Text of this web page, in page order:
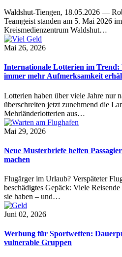
Waldshut-Tiengen, 18.05.2026 —
Teamgeist standen am 5. Mai 2026
Kreismedienzentrum Waldshut…
Mai 26, 2026
Internationale Lotterien im
immer mehr Aufmerksamkeit
Lotterien haben über viele Jahre nur
überschreiten jetzt zunehmend die
Mehrländerlotterien aus…
Mai 29, 2026
Neue Musterbriefe helfen
machen
Flugärger im Urlaub? Verspäteter
beschädigtes Gepäck: Viele
sie haben – und…
Juni 02, 2026
Werbung für Sportwetten:
vulnerable Gruppen